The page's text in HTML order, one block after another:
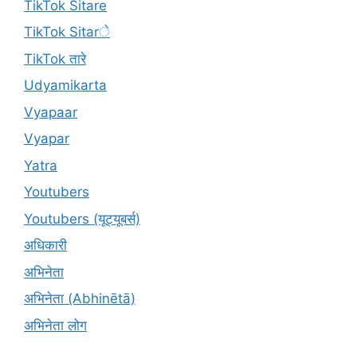
TikTok Sitare
TikTok Sitarे
TikTok तारे
Udyamikarta
Vyapaar
Vyapar
Yatra
Youtubers
Youtubers (यूट्यूबर्स)
अधिकारी
अभिनेता
अभिनेता (Abhinētā)
अभिनेता लोग